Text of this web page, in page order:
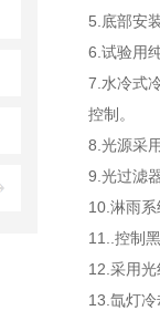
5.底部安
6.试验用
7.水冷式
控制。
8.光源采
9.光过滤器
10.淋雨
11..控制
12.采用
13.氙灯